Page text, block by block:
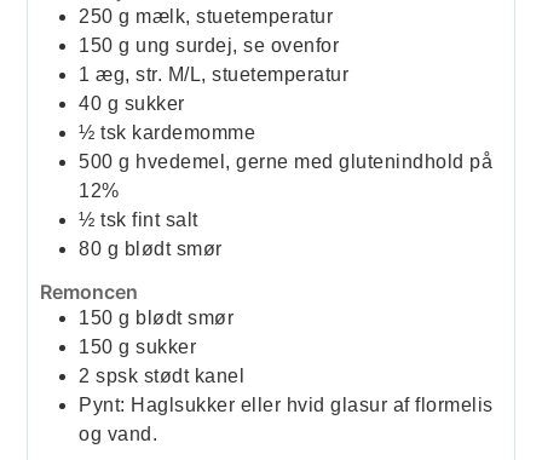
250 g mælk, stuetemperatur
150 g ung surdej, se ovenfor
1 æg, str. M/L, stuetemperatur
40 g sukker
½ tsk kardemomme
500 g hvedemel, gerne med glutenindhold på
12%
½ tsk fint salt
80 g blødt smør
Remoncen
150 g blødt smør
150 g sukker
2 spsk stødt kanel
Pynt: Haglsukker eller hvid glasur af flormelis
og vand.